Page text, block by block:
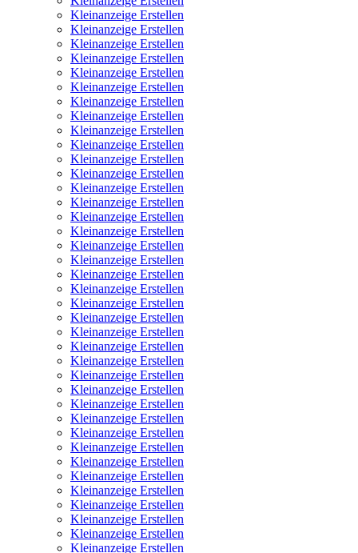
Kleinanzeige Erstellen
Kleinanzeige Erstellen
Kleinanzeige Erstellen
Kleinanzeige Erstellen
Kleinanzeige Erstellen
Kleinanzeige Erstellen
Kleinanzeige Erstellen
Kleinanzeige Erstellen
Kleinanzeige Erstellen
Kleinanzeige Erstellen
Kleinanzeige Erstellen
Kleinanzeige Erstellen
Kleinanzeige Erstellen
Kleinanzeige Erstellen
Kleinanzeige Erstellen
Kleinanzeige Erstellen
Kleinanzeige Erstellen
Kleinanzeige Erstellen
Kleinanzeige Erstellen
Kleinanzeige Erstellen
Kleinanzeige Erstellen
Kleinanzeige Erstellen
Kleinanzeige Erstellen
Kleinanzeige Erstellen
Kleinanzeige Erstellen
Kleinanzeige Erstellen
Kleinanzeige Erstellen
Kleinanzeige Erstellen
Kleinanzeige Erstellen
Kleinanzeige Erstellen
Kleinanzeige Erstellen
Kleinanzeige Erstellen
Kleinanzeige Erstellen
Kleinanzeige Erstellen
Kleinanzeige Erstellen
Kleinanzeige Erstellen
Kleinanzeige Erstellen
Kleinanzeige Erstellen